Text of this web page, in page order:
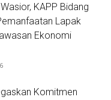
KAPP Bidang
Lapak
Ekonomi
Komitmen